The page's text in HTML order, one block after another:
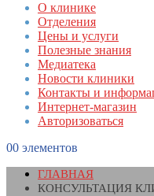
О клинике
Отделения
Цены и услуги
Полезные знания
Медиатека
Новости клиники
Контакты и
Интернет-магазин
Авторизоваться
00 элементов
ГЛАВНАЯ
КОНСУЛЬТАЦИЯ